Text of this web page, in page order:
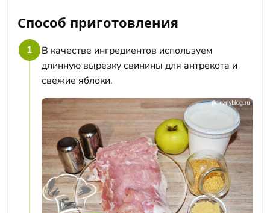
Способ приготовления
1
В качестве ингредиентов используем
длинную вырезку свинины для антрекота и
свежие яблоки.